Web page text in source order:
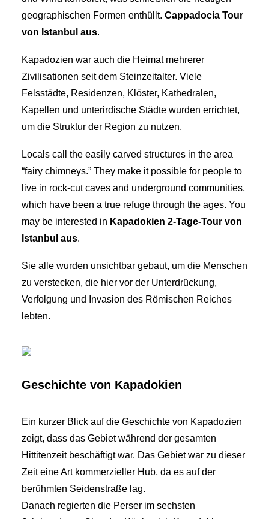
geographischen Formen enthüllt. Cappadocia Tour
von Istanbul aus.
Kapadozien war auch die Heimat mehrerer
Zivilisationen seit dem Steinzeitalter. Viele
Felsstädte, Residenzen, Klöster, Kathedralen,
Kapellen und unterirdische Städte wurden errichtet,
um die Struktur der Region zu nutzen.
Locals call the easily carved structures in the area
“fairy chimneys.” They make it possible for people to
live in rock-cut caves and underground communities,
which have been a true refuge through the ages. You
may be interested in Kapadokien 2-Tage-Tour von
Istanbul aus.
Sie alle wurden unsichtbar gebaut, um die Menschen
zu verstecken, die hier vor der Unterdrückung,
Verfolgung und Invasion des Römischen Reiches
lebten.
Geschichte von Kapadokien
Ein kurzer Blick auf die Geschichte von Kapadozien
zeigt, dass das Gebiet während der gesamten
Hittitenzeit beschäftigt war. Das Gebiet war zu dieser
Zeit eine Art kommerzieller Hub, da es auf der
berühmten Seidenstraße lag.
Danach regierten die Perser im sechsten